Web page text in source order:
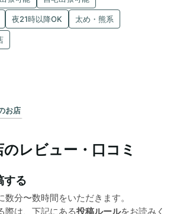
夜21時以降OK 太め・熊系
お店
レビュー・口コミ
する
分〜数時間をいただきます。